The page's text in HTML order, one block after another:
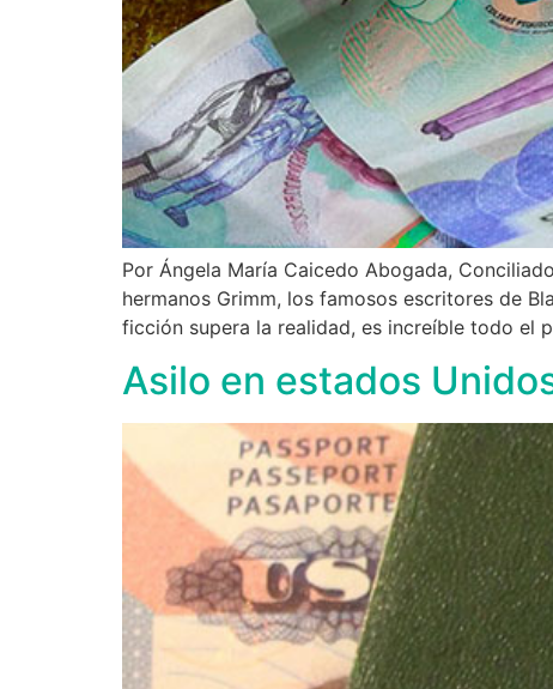
Por Ángela María Caicedo Abogada,
hermanos Grimm, los famosos escritores de
ficción supera la realidad, es increíble todo el
Asilo en estados